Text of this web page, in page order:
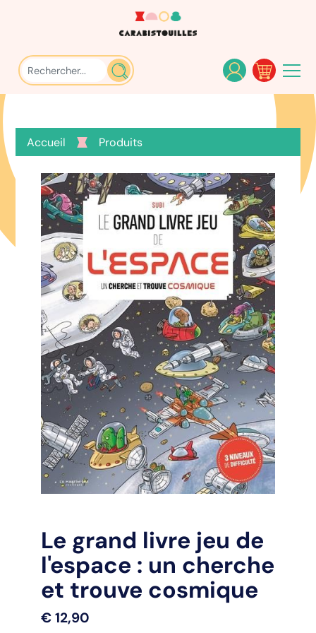
Accueil Produits
Le grand livre jeu de
l'espace : un cherche
et trouve cosmique
€ 12,90